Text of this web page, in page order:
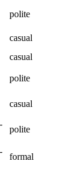
polite
casual
casual
polite
casual
polite
formal